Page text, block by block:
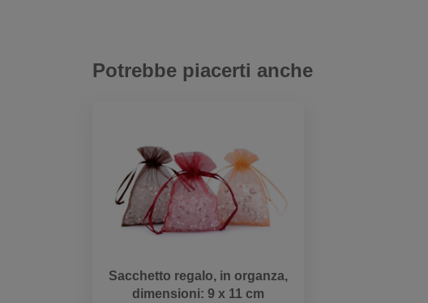
Potrebbe piacerti anche
Sacchetto regalo, in organza,
dimensioni: 9 x 11 cm